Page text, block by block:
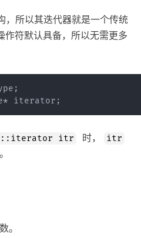
所以其迭代器就是一个传统
作符默认具备，所以无需更多
;
* iterator ;
itr 时， itr
。